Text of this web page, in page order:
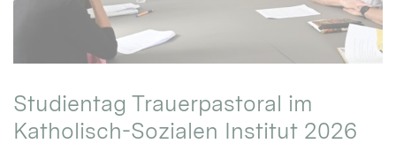
Studientag Trauerpastoral im
Katholisch-Sozialen Institut 2026